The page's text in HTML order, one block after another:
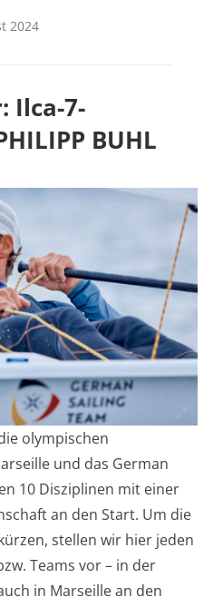
2024
Ilca-7-
BUHL
olympischen
und das German
10 Disziplinen mit einer
an den Start. Um die
stellen wir hier jeden
Teams vor – in der
in Marseille an den